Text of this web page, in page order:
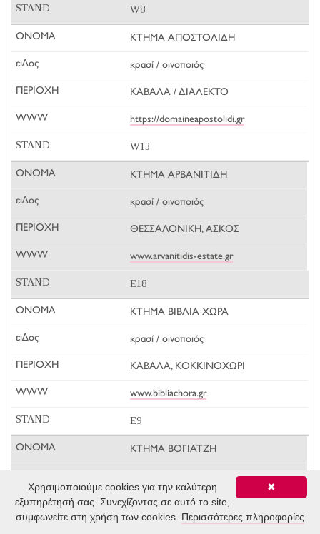
W8
ΚΤΗΜΑ ΑΠΟΣΤΟΛΙΔΗ
κρασί / οινοποιός
ΚΑΒΑΛΑ / ΔΙΑΛΕΚΤΟ
https://domaineapostolidi.gr
W13
ΚΤΗΜΑ ΑΡΒΑΝΙΤΙΔΗ
κρασί / οινοποιός
ΘΕΣΣΑΛΟΝΙΚΗ, ΑΣΚΟΣ
www.arvanitidis-estate.gr
E18
ΚΤΗΜΑ ΒΙΒΛΙΑ ΧΩΡΑ
κρασί / οινοποιός
ΚΑΒΑΛΑ, ΚΟΚΚΙΝΟΧΩΡΙ
www.bibliachora.gr
E9
ΚΤΗΜΑ ΒΟΓΙΑΤΖΗ
ΚΟΖΑΝΗ, ΒΕΛΒΕΝΤΟΣ
✖
Χρησιμοποιούμε cookies για την καλύτερη
εξυπηρέτησή σας. Συνεχίζοντας σε αυτό το site,
συμφωνείτε στη χρήση των cookies. Περισσότερες πληροφορίες